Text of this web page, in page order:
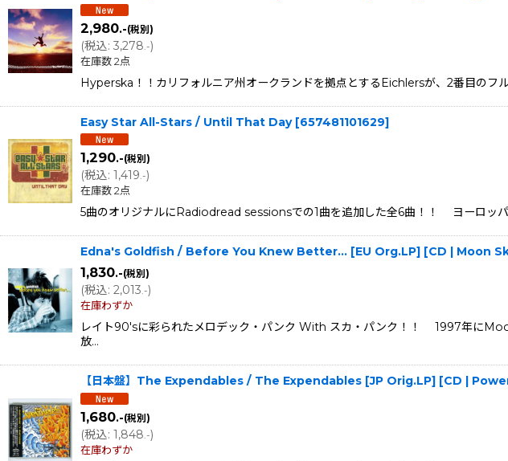
2,980.-(税別)
(税込: 3,278 .-)
在庫数 2点
Hyperska！！カリフォルニア州オークランドを拠点とするEichlersが、2番目
Easy Star All-Stars / Until That Day [657481101629]
1,290.-(税別)
(税込: 1,419.-)
在庫数 2点
5曲のオリジナルにRadiodread sessionsでの1曲を追加した全6曲！！ ヨーロッ
Edna's Goldfish / Before You Knew Better... [EU Org.LP] [CD | Moon Ska
1,830.-(税別)
(税込: 2,013.-)
在庫わずか
レイト90'sに彩られたメロデック・パンク With スカ・パンク！！ 1997年に
放…
【日本盤】The Expendables / The Expendables [JP Orig.LP] [CD |
1,680.-(税別)
(税込: 1,848.-)
在庫わずか